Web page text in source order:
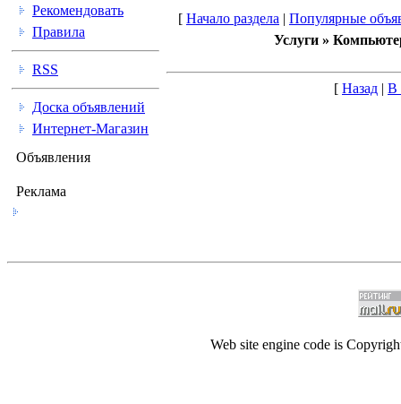
Рекомендовать
Правила
RSS
Доска объявлений
Интернет-Магазин
Объявления
Реклама
[ Начало раздела | Популярные
Услуги »
[ Назад | В
Web site engine code is